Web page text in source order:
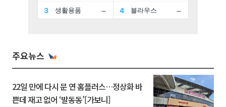
주요뉴스
22일 만에 다시 문 연 홈플러스…정상화 바
쁜데 재고 없어 ‘발동동’[가보니]